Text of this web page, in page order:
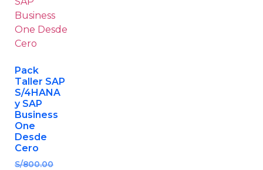
Pack
Taller SAP
S/4HANA
y SAP
Business
One
Desde
Cero
S/800.00